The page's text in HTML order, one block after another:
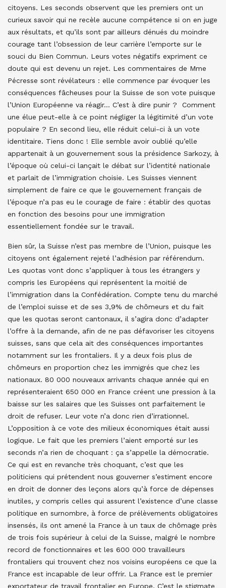
citoyens. Les seconds observent que les premiers ont un
curieux savoir qui ne recèle aucune compétence si on en juge
aux résultats, et qu’ils sont par ailleurs dénués du moindre
courage tant l’obsession de leur carrière l’emporte sur le
souci du Bien Commun. Leurs votes négatifs expriment ce
doute qui est devenu un rejet. Les commentaires de Mme
Pécresse sont révélateurs : elle commence par évoquer les
conséquences fâcheuses pour la Suisse de son vote puisque
l’Union Européenne va réagir… C’est à dire punir ? Comment
une élue peut-elle à ce point négliger la légitimité d’un vote
populaire ? En second lieu, elle réduit celui-ci à un vote
identitaire. Tiens donc ! Elle semble avoir oublié qu’elle
appartenait à un gouvernement sous la présidence Sarkozy, à
l’époque où celui-ci lançait le débat sur l’identité nationale
et parlait de l’immigration choisie. Les Suisses viennent
simplement de faire ce que le gouvernement français de
l’époque n’a pas eu le courage de faire : établir des quotas
en fonction des besoins pour une immigration
essentiellement fondée sur le travail.
Bien sûr, la Suisse n’est pas membre de l’Union, puisque les
citoyens ont également rejeté l’adhésion par référendum.
Les quotas vont donc s’appliquer à tous les étrangers y
compris les Européens qui représentent la moitié de
l’immigration dans la Confédération. Compte tenu du marché
de l’emploi suisse et de ses 3,9% de chômeurs et du fait
que les quotas seront cantonaux, il s’agira donc d’adapter
l’offre à la demande, afin de ne pas défavoriser les citoyens
suisses, sans que cela ait des conséquences importantes
notamment sur les frontaliers. Il y a deux fois plus de
chômeurs en proportion chez les immigrés que chez les
nationaux. 80 000 nouveaux arrivants chaque année qui en
représenteraient 650 000 en France créent une pression à la
baisse sur les salaires que les Suisses ont parfaitement le
droit de refuser. Leur vote n’a donc rien d’irrationnel.
L’opposition à ce vote des milieux économiques était aussi
logique. Le fait que les premiers l’aient emporté sur les
seconds n’a rien de choquant : ça s’appelle la démocratie.
Ce qui est en revanche très choquant, c’est que les
politiciens qui prétendent nous gouverner s’estiment encore
en droit de donner des leçons alors qu’à force de dépenses
inutiles, y compris celles qui assurent l’existence d’une classe
politique en surnombre, à force de prélèvements obligatoires
insensés, ils ont amené la France à un taux de chômage près
de trois fois supérieur à celui de la Suisse, malgré le nombre
record de fonctionnaires et les 600 000 travailleurs
frontaliers qui trouvent chez nos voisins européens ce que la
France est incapable de leur offrir. La France est le premier
exportateur de travail frontalier en Europe. C’est le stigmate